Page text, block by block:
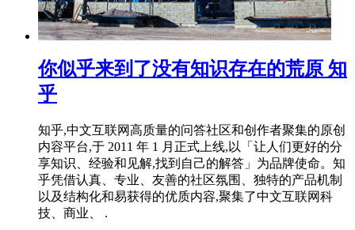
你似乎来到了没有知识存在的荒原 知
乎
知乎,中文互联网高质量的问答社区和创作者聚集的原创
内容平台,于 2011 年 1 月正式上线,以「让人们更好的分
享知识、经验和见解,找到自己的解答」为品牌使命。知
乎凭借认真、专业、友善的社区氛围、独特的产品机制
以及结构化和易获得的优质内容,聚集了中文互联网科
技、商业、 .